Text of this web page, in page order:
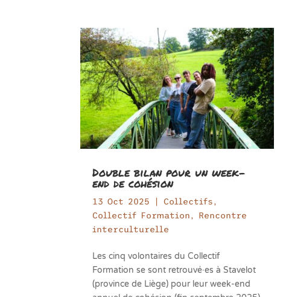
Double bilan pour un week-
end de cohésion
13 Oct 2025 |Collectifs,
Collectif Formation, Rencontre
interculturelle
Les cinq volontaires du Collectif
Formation se sont retrouvé·es à Stavelot
(province de Liège) pour leur week-end